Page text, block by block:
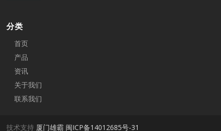
分类
首页
产品
资讯
关于我们
联系我们
技术支持 厦门雄霸 闽ICP备14012685号-31